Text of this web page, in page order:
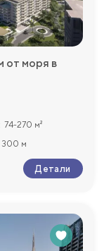
от моря в
74-270 м²
300 м
Детали